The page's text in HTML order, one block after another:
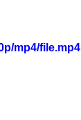
mp4/file.mp4